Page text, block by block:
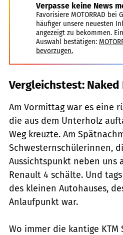
Verpasse keine News
Favorisiere MOTORRAD
häufiger unsere neuesten
angezeigt zu bekommen.
Auswahl bestätigen:
bevorzugen.
Vergleichstest: Naked
Am Vormittag war es eine
die aus dem Unterholz
Weg kreuzte. Am
Schwesternschülerinnen,
Aussichtspunkt neben uns
Renault 4 schälte. Und
des kleinen Autohauses,
Anlaufpunkt war.
Wo immer die kantige KTM